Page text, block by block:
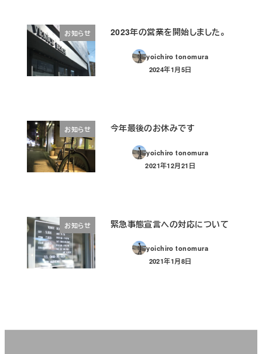
お知らせ 2023年の営業を開始しました。
yoichiro tonomura
投稿日
2024年1月5日
お知らせ 今年最後のお休みです
yoichiro tonomura
投稿日
2021年12月21日
お知らせ 緊急事態宣言への対応について
yoichiro tonomura
投稿日
2021年1月8日